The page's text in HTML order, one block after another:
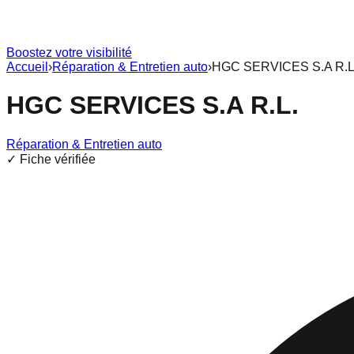
Boostez votre visibilité
Accueil ›Réparation & Entretien auto›HGC SERVICES S.A
HGC SERVICES S.A R.L.
Réparation & Entretien auto
✓ Fiche vérifiée